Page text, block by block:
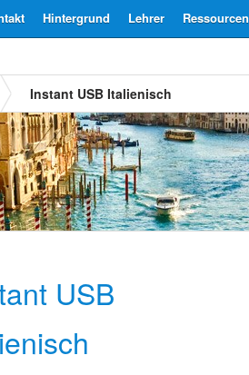
Ressourcen
Lehrer
Hintergrund
Instant USB Italienisch
USB